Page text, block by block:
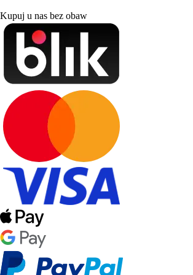
Kupuj u nas bez obaw